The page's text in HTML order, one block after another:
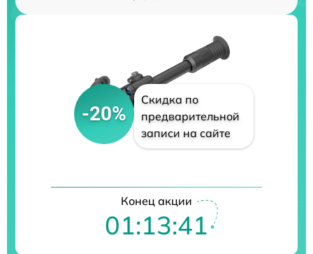
-20%
Скидка по
предварительной
записи на сайте
Конец акции
01:13:40